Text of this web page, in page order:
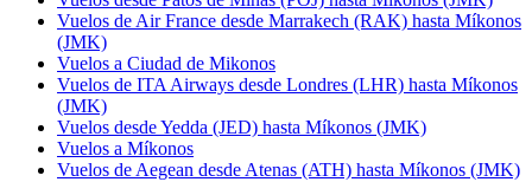
Vuelos de Air France desde Marrakech (RAK) hasta Míkonos
(JMK)
Vuelos a Ciudad de Mikonos
Vuelos de ITA Airways desde Londres (LHR) hasta Míkonos
(JMK)
Vuelos desde Yedda (JED) hasta Míkonos (JMK)
Vuelos a Míkonos
Vuelos de Aegean desde Atenas (ATH) hasta Míkonos (JMK)